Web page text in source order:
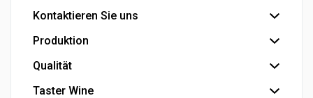
Kontaktieren Sie uns
Büro
Export
Industrie
Produktion
Abfüllung
Industrielle Produkte
Qualität
IFS Food-Zertifizierung
Taster Wine